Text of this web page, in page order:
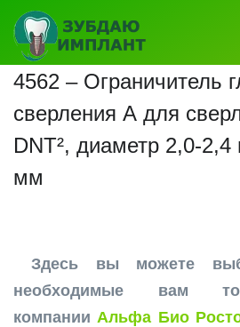
4562 – Ограничитель
сверления А для
DNT², диаметр 2,0-
мм
Здесь вы можете
необходимые вам
компанииАльфа Био